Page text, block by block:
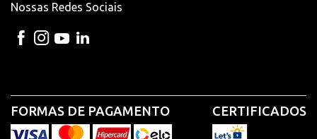
Nossas Redes Sociais
FORMAS DE PAGAMENTO CERTIFICADOS